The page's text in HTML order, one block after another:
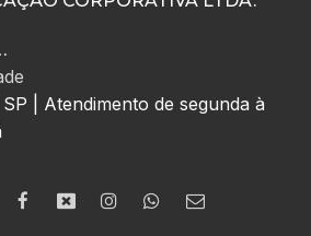
| Atendimento de segunda à